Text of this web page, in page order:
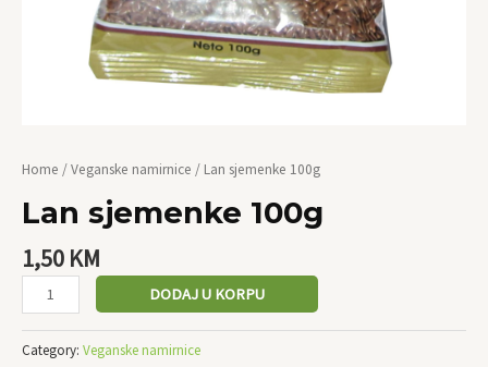
Home /Veganske namirnice / Lan sjemenke 100g
Lan sjemenke 100g
1,50 KM
DODAJ U KORPU
Category: Veganske namirnice